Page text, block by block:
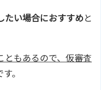
たい場合におすすめと
ともあるので、仮審査
す。